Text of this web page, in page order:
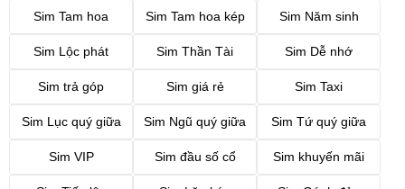
Sim Tam hoa Sim Tam hoa kép Sim Năm sinh
Sim Lộc phát Sim Thần Tài Sim Dễ nhớ
Sim trả góp Sim giá rẻ Sim Taxi
Sim Lục quý giữa Sim Ngũ quý giữa Sim Tứ quý giữa
Sim VIP Sim đầu số cổ Sim khuyến mãi